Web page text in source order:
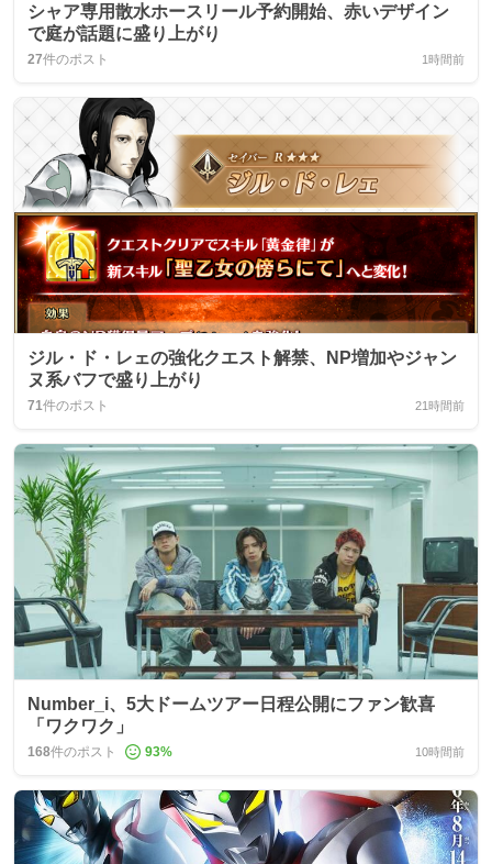
シャア専用散水ホースリール予約開始、赤いデザイン
で庭が話題に盛り上がり
27件のポスト 1時間前
ジル・ド・レェの強化クエスト解禁、NP増加やジャン
ヌ系バフで盛り上がり
71件のポスト 21時間前
Number_i、5大ドームツアー日程公開にファン歓喜
「ワクワク」
168件のポスト 93% 10時間前